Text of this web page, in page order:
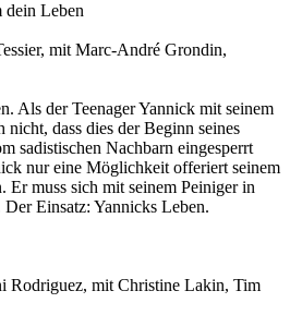
dein Leben
mit Marc-André Grondin,
Als der Teenager Yannick mit seinem
dass dies der Beginn seines
sadistischen Nachbarn eingesperrt
nur eine Möglichkeit offeriert seinem
Er muss sich mit seinem Peiniger in
Der Einsatz: Yannicks Leben.
Rodriguez, mit Christine Lakin, Tim